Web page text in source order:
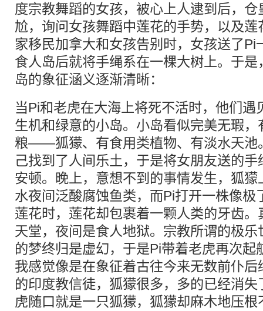
度宗教舞蹈的女孩，被心上人逮到后，
尬，询问女孩舞蹈中莲花的手势，以及
家移民加拿大和女孩告别时，女孩送了Pi
食人岛后就将手绳系在一棵大树上。于
岛的象征涵义逐渐清晰：
当Pi和老虎在大海上将死不活时，他们遇
生机和绿意的小岛。小岛看似完美无瑕
粮——狐獴、有食用类植物、有淡水天池
己找到了人间乐土，于是将女朋友送的
安顿。晚上，意想不到的事情发生，狐
水夜间泛酸腐蚀鱼类，而Pi打开一株像极
莲花时，莲花却包裹着一颗人类的牙齿
天堂，夜间是食人地狱。宗教所谓的极
的梦终归是虚幻，于是Pi带着老虎再次起
我感觉像是在象征着古往今来无数前仆
的印度教信徒，狐獴很多，多的已经消
虎随口就是一只狐獴，狐獴却麻木地压